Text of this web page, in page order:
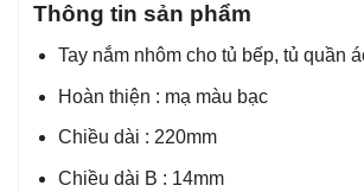
Thông tin sản phẩm
Tay nắm nhôm cho tủ bếp, tủ quần
Hoàn thiện : mạ màu bạc
Chiều dài : 220mm
Chiều dài B : 14mm